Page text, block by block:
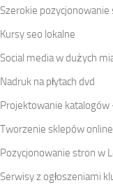
Szerokie
Kursy seo lokalne
Social media w dużych
Nadruk na płytach dvd
Projektowanie katalogów
Tworzenie sklepów
Pozycjonowanie stron w
Serwisy z ogłoszeniami